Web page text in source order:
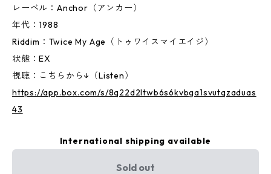
レーベル：Anchor（アンカー）
年代：1988
Riddim：Twice My Age（トゥワイスマイエイジ）
状態：EX
視聴：こちらから↓（Listen）
https://app.box.com/s/8q22d2ltwb6s6kvbga1svutqzaduas
43
International shipping available
Sold out